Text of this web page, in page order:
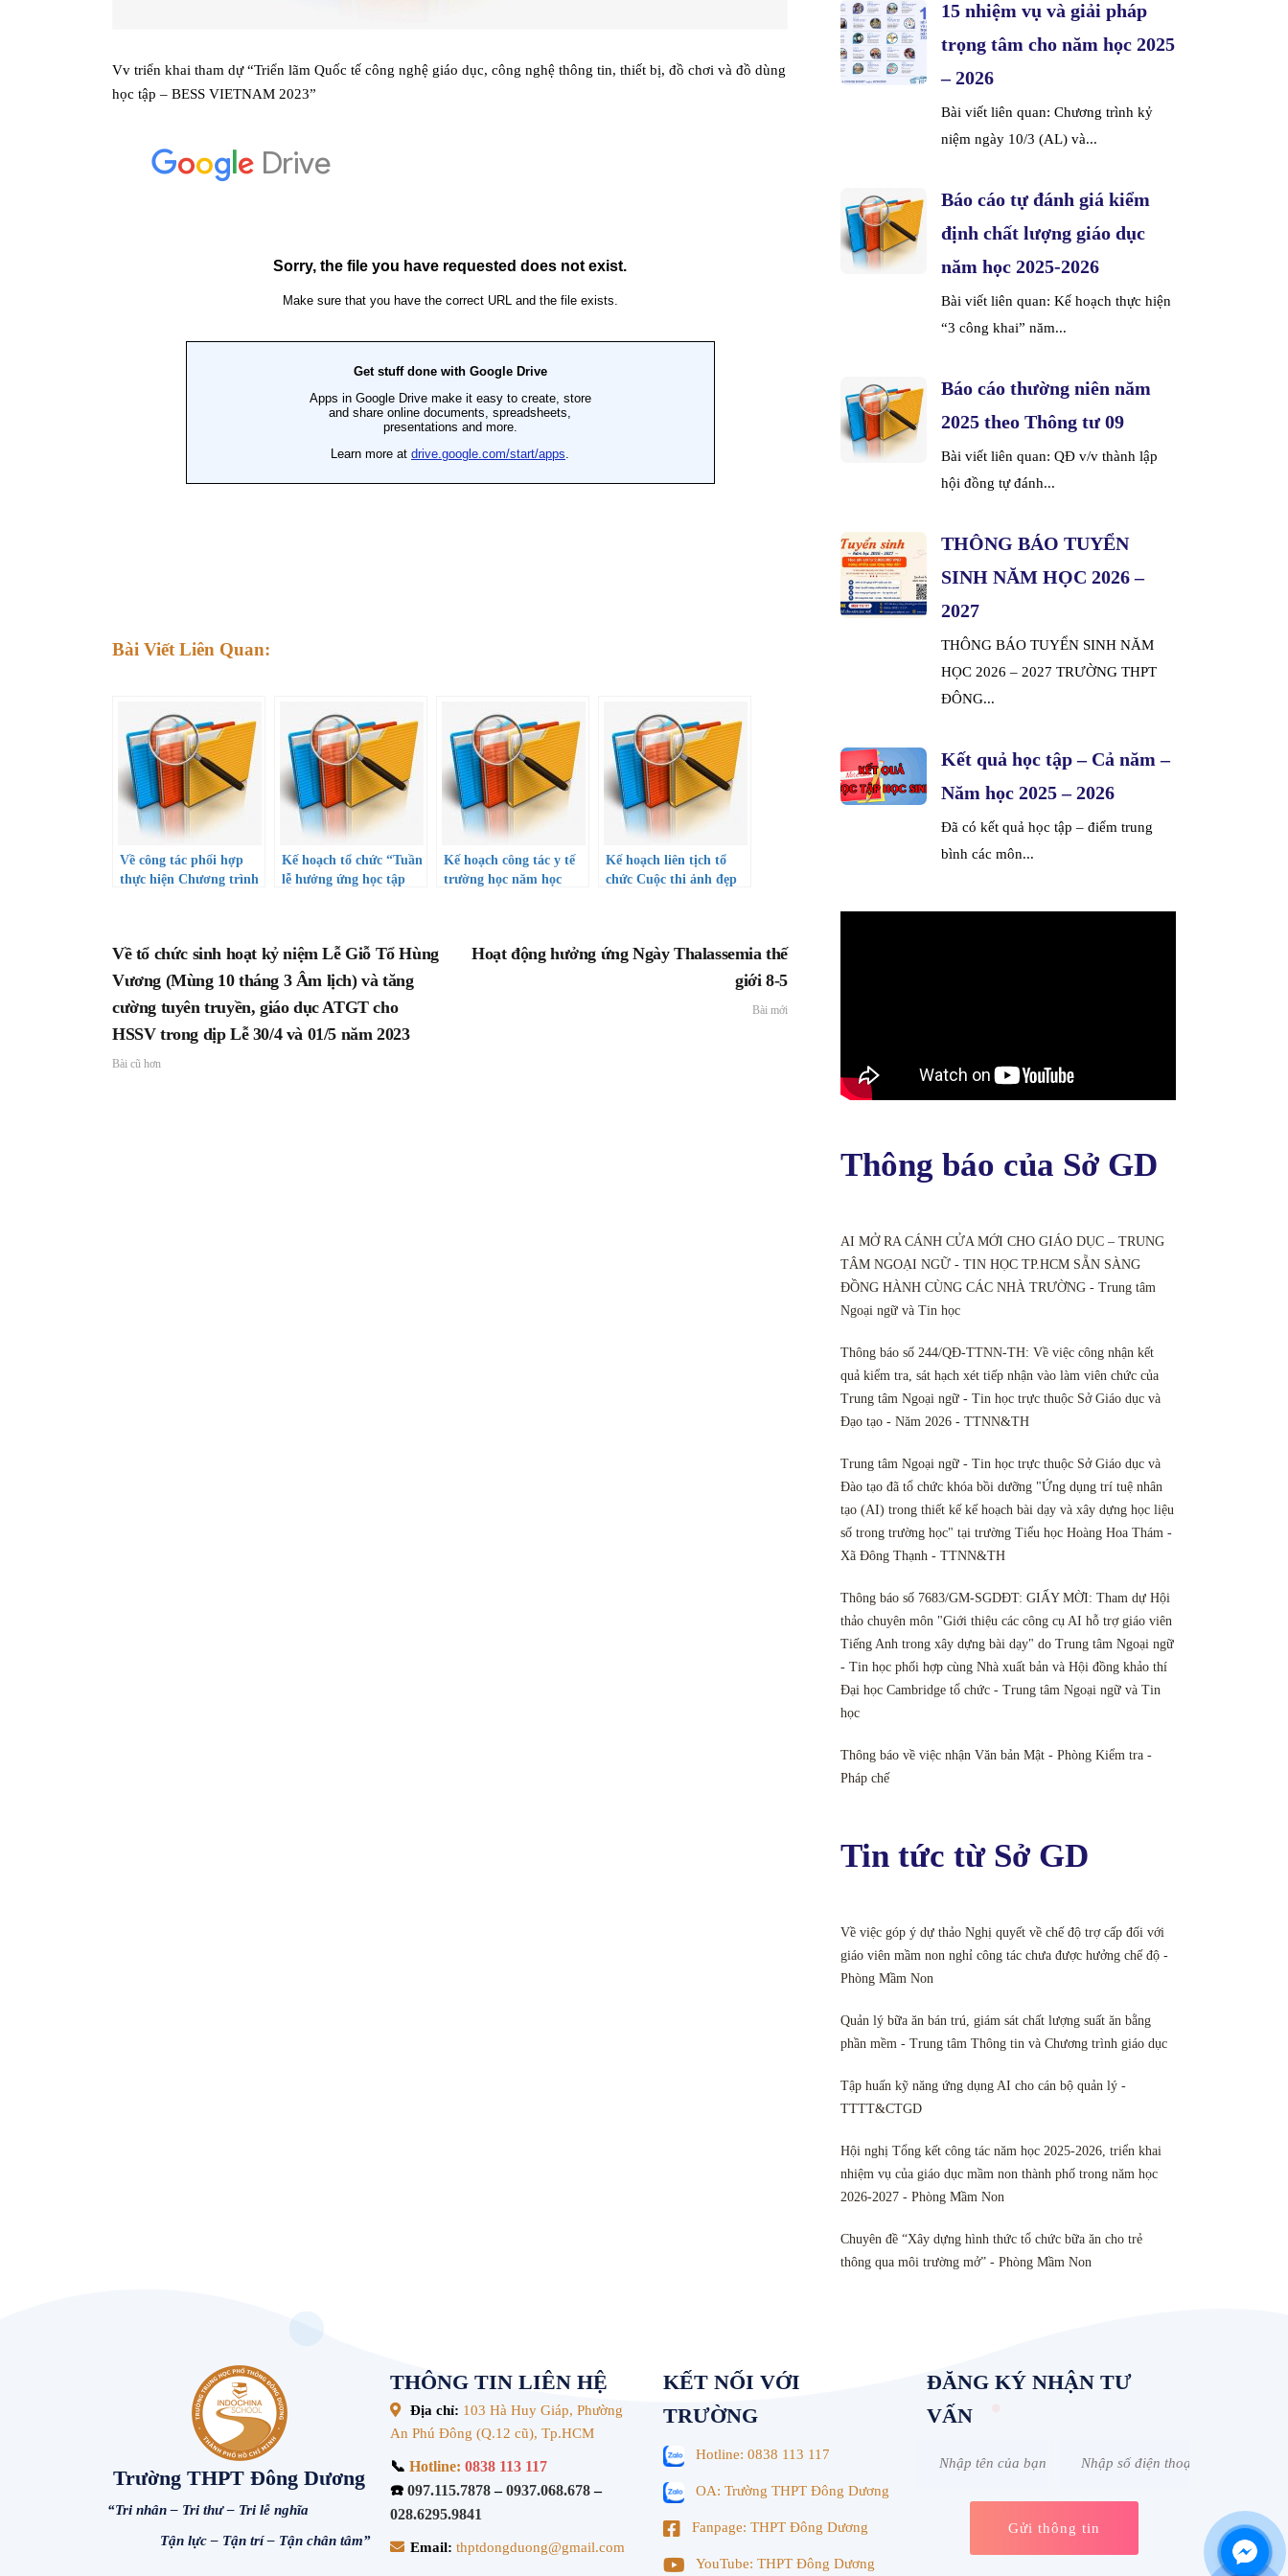
Vv triển khai tham dự “Triển lãm Quốc tế công nghệ giáo dục, công nghệ thông tin, thiết bị, đồ chơi và đồ dùng
học tập – BESS VIETNAM 2023”
Bài Viết Liên Quan:
Về công tác phối hợp
thực hiện Chương trình
gia đình chính sách
Thành phố mang tên
Kế hoạch tổ chức “Tuần
lễ hưởng ứng học tập
Kế hoạch công tác y tế
trường học năm học
Kế hoạch liên tịch tổ
chức Cuộc thi ảnh đẹp
Về tổ chức sinh hoạt kỷ niệm Lễ Giỗ Tổ Hùng
Vương (Mùng 10 tháng 3 Âm lịch) và tăng
cường tuyên truyền, giáo dục ATGT cho
HSSV trong dịp Lễ 30/4 và 01/5 năm 2023
Bài cũ hơn
Hoạt động hưởng ứng Ngày Thalassemia thế
giới 8-5
Bài mới
15 nhiệm vụ và giải pháp
trọng tâm cho năm học 2025
– 2026
Bài viết liên quan: Chương trình kỷ
niệm ngày 10/3 (AL) và...
Báo cáo tự đánh giá kiểm
định chất lượng giáo dục
năm học 2025-2026
Bài viết liên quan: Kế hoạch thực hiện
“3 công khai” năm...
Báo cáo thường niên năm
2025 theo Thông tư 09
Bài viết liên quan: QĐ v/v thành lập
hội đồng tự đánh...
THÔNG BÁO TUYỂN
SINH NĂM HỌC 2026 –
2027
THÔNG BÁO TUYỂN SINH NĂM
HỌC 2026 – 2027 TRƯỜNG THPT
ĐÔNG...
Kết quả học tập – Cả năm –
Năm học 2025 – 2026
Đã có kết quả học tập – điểm trung
bình các môn...
Thông báo của Sở GD
AI MỞ RA CÁNH CỬA MỚI CHO GIÁO DỤC – TRUNG
TÂM NGOẠI NGỮ - TIN HỌC TP.HCM SẴN SÀNG
ĐỒNG HÀNH CÙNG CÁC NHÀ TRƯỜNG - Trung tâm
Ngoại ngữ và Tin học
Thông báo số 244/QĐ-TTNN-TH: Về việc công nhận kết
quả kiểm tra, sát hạch xét tiếp nhận vào làm viên chức của
Trung tâm Ngoại ngữ - Tin học trực thuộc Sở Giáo dục và
Đạo tạo - Năm 2026 - TTNN&TH
Trung tâm Ngoại ngữ - Tin học trực thuộc Sở Giáo dục và
Đào tạo đã tổ chức khóa bồi dưỡng "Ứng dụng trí tuệ nhân
tạo (AI) trong thiết kế kế hoạch bài dạy và xây dựng học liệu
số trong trường học" tại trường Tiểu học Hoàng Hoa Thám -
Xã Đông Thạnh - TTNN&TH
Thông báo số 7683/GM-SGDĐT: GIẤY MỜI: Tham dự Hội
thảo chuyên môn "Giới thiệu các công cụ AI hỗ trợ giáo viên
Tiếng Anh trong xây dựng bài dạy" do Trung tâm Ngoại ngữ
- Tin học phối hợp cùng Nhà xuất bản và Hội đồng khảo thí
Đại học Cambridge tổ chức - Trung tâm Ngoại ngữ và Tin
học
Thông báo về việc nhận Văn bản Mật - Phòng Kiểm tra -
Pháp chế
Tin tức từ Sở GD
Về việc góp ý dự thảo Nghị quyết về chế độ trợ cấp đối với
giáo viên mầm non nghỉ công tác chưa được hưởng chế độ -
Phòng Mầm Non
Quản lý bữa ăn bán trú, giám sát chất lượng suất ăn bằng
phần mềm - Trung tâm Thông tin và Chương trình giáo dục
Tập huấn kỹ năng ứng dụng AI cho cán bộ quản lý -
TTTT&CTGD
Hội nghị Tổng kết công tác năm học 2025-2026, triển khai
nhiệm vụ của giáo dục mầm non thành phố trong năm học
2026-2027 - Phòng Mầm Non
Chuyên đề “Xây dựng hình thức tổ chức bữa ăn cho trẻ
thông qua môi trường mở” - Phòng Mầm Non
Trường THPT Đông Dương
“Tri nhân – Tri thư – Tri lễ nghĩa
Tận lực – Tận trí – Tận chân tâm”
THÔNG TIN LIÊN HỆ
Địa chỉ: 103 Hà Huy Giáp, Phường
An Phú Đông (Q.12 cũ), Tp.HCM
📞 Hotline: 0838 113 117
☎️ 097.115.7878–0937.068.678–
028.6295.9841
Email: thptdongduong@gmail.com
KẾT NỐI VỚI
TRƯỜNG
Hotline: 0838 113 117
OA: Trường THPT Đông Dương
Fanpage: THPT Đông Dương
YouTube: THPT Đông Dương
ĐĂNG KÝ NHẬN TƯ
VẤN